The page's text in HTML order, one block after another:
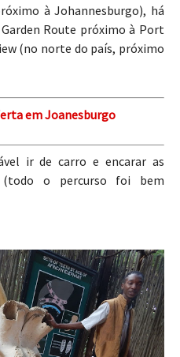
à Johannesburgo), há
Route próximo à Port
(no norte do país, próximo
em Joanesburgo
ir de carro e encarar as
o percurso foi bem